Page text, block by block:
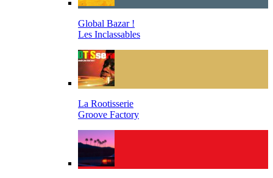
Global Bazar !
Les Inclassables
La Rootisserie
Groove Factory